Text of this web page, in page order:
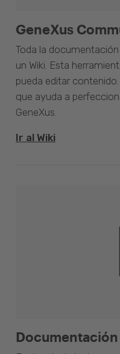
GeneXus
Toda la
un Wiki. Esta
pueda editar
que ayuda a
GeneXus.
Ir al Wiki
Documentación